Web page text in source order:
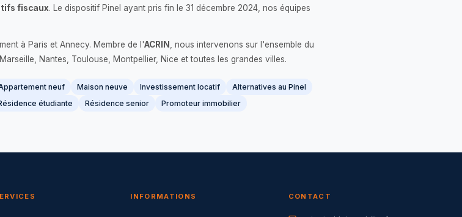
fiscaux. Le dispositif Pinel ayant pris fin le 31 décembre 2024, nos équipes
à Paris et Annecy. Membre de l'ACRIN
, nous intervenons sur l'ensemble du
Nantes, Toulouse, Montpellier, Nice et toutes les grandes villes.
neuf Maison neuve Investissement locatif
Alternatives au Pinel
étudiante Résidence senior
Promoteur immobilier
INFORMATIONS CONTACT